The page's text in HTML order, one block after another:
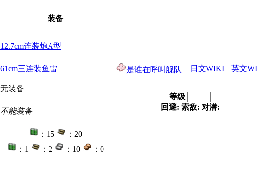
装备
12.7cm连装炮A型
61cm三连装鱼雷 是谁在呼叫舰队 日文WIKI 英文
无装备
等级
回避: 索敌: 对潜:
不能装备
：15
：20
：1 ：2 ：10 ：0